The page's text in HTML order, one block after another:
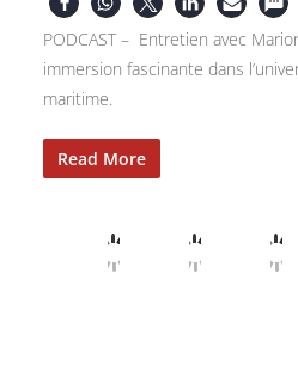
PODCAST – Entretien avec
immersion fascinante dans
maritime.
Read More